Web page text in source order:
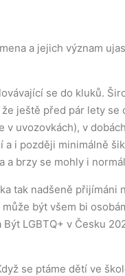
a jejich význam
se do kluků.
ještě před pár lety
v uvozovkách), v
i později minimálně
a brzy se mohly i
tak nadšeně přijímáni
být všem bi
LGBTQ+ v Česku
se ptáme dětí ve